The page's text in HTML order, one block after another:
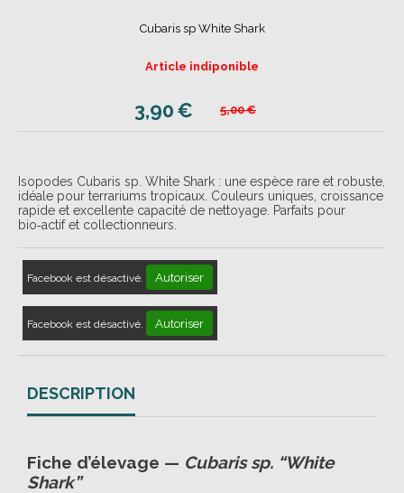
Cubaris sp White Shark
3,90€ 5,00€
Article indiponible
Isopodes Cubaris sp. White Shark : une espèce rare et robuste,
idéale pour terrariums tropicaux. Couleurs uniques, croissance
rapide et excellente capacité de nettoyage. Parfaits pour
bio‑actif et collectionneurs.
Facebook est désactivé. Autoriser
Facebook est désactivé. Autoriser
DESCRIPTION
Fiche d’élevage — Cubaris sp. “White
Shark”